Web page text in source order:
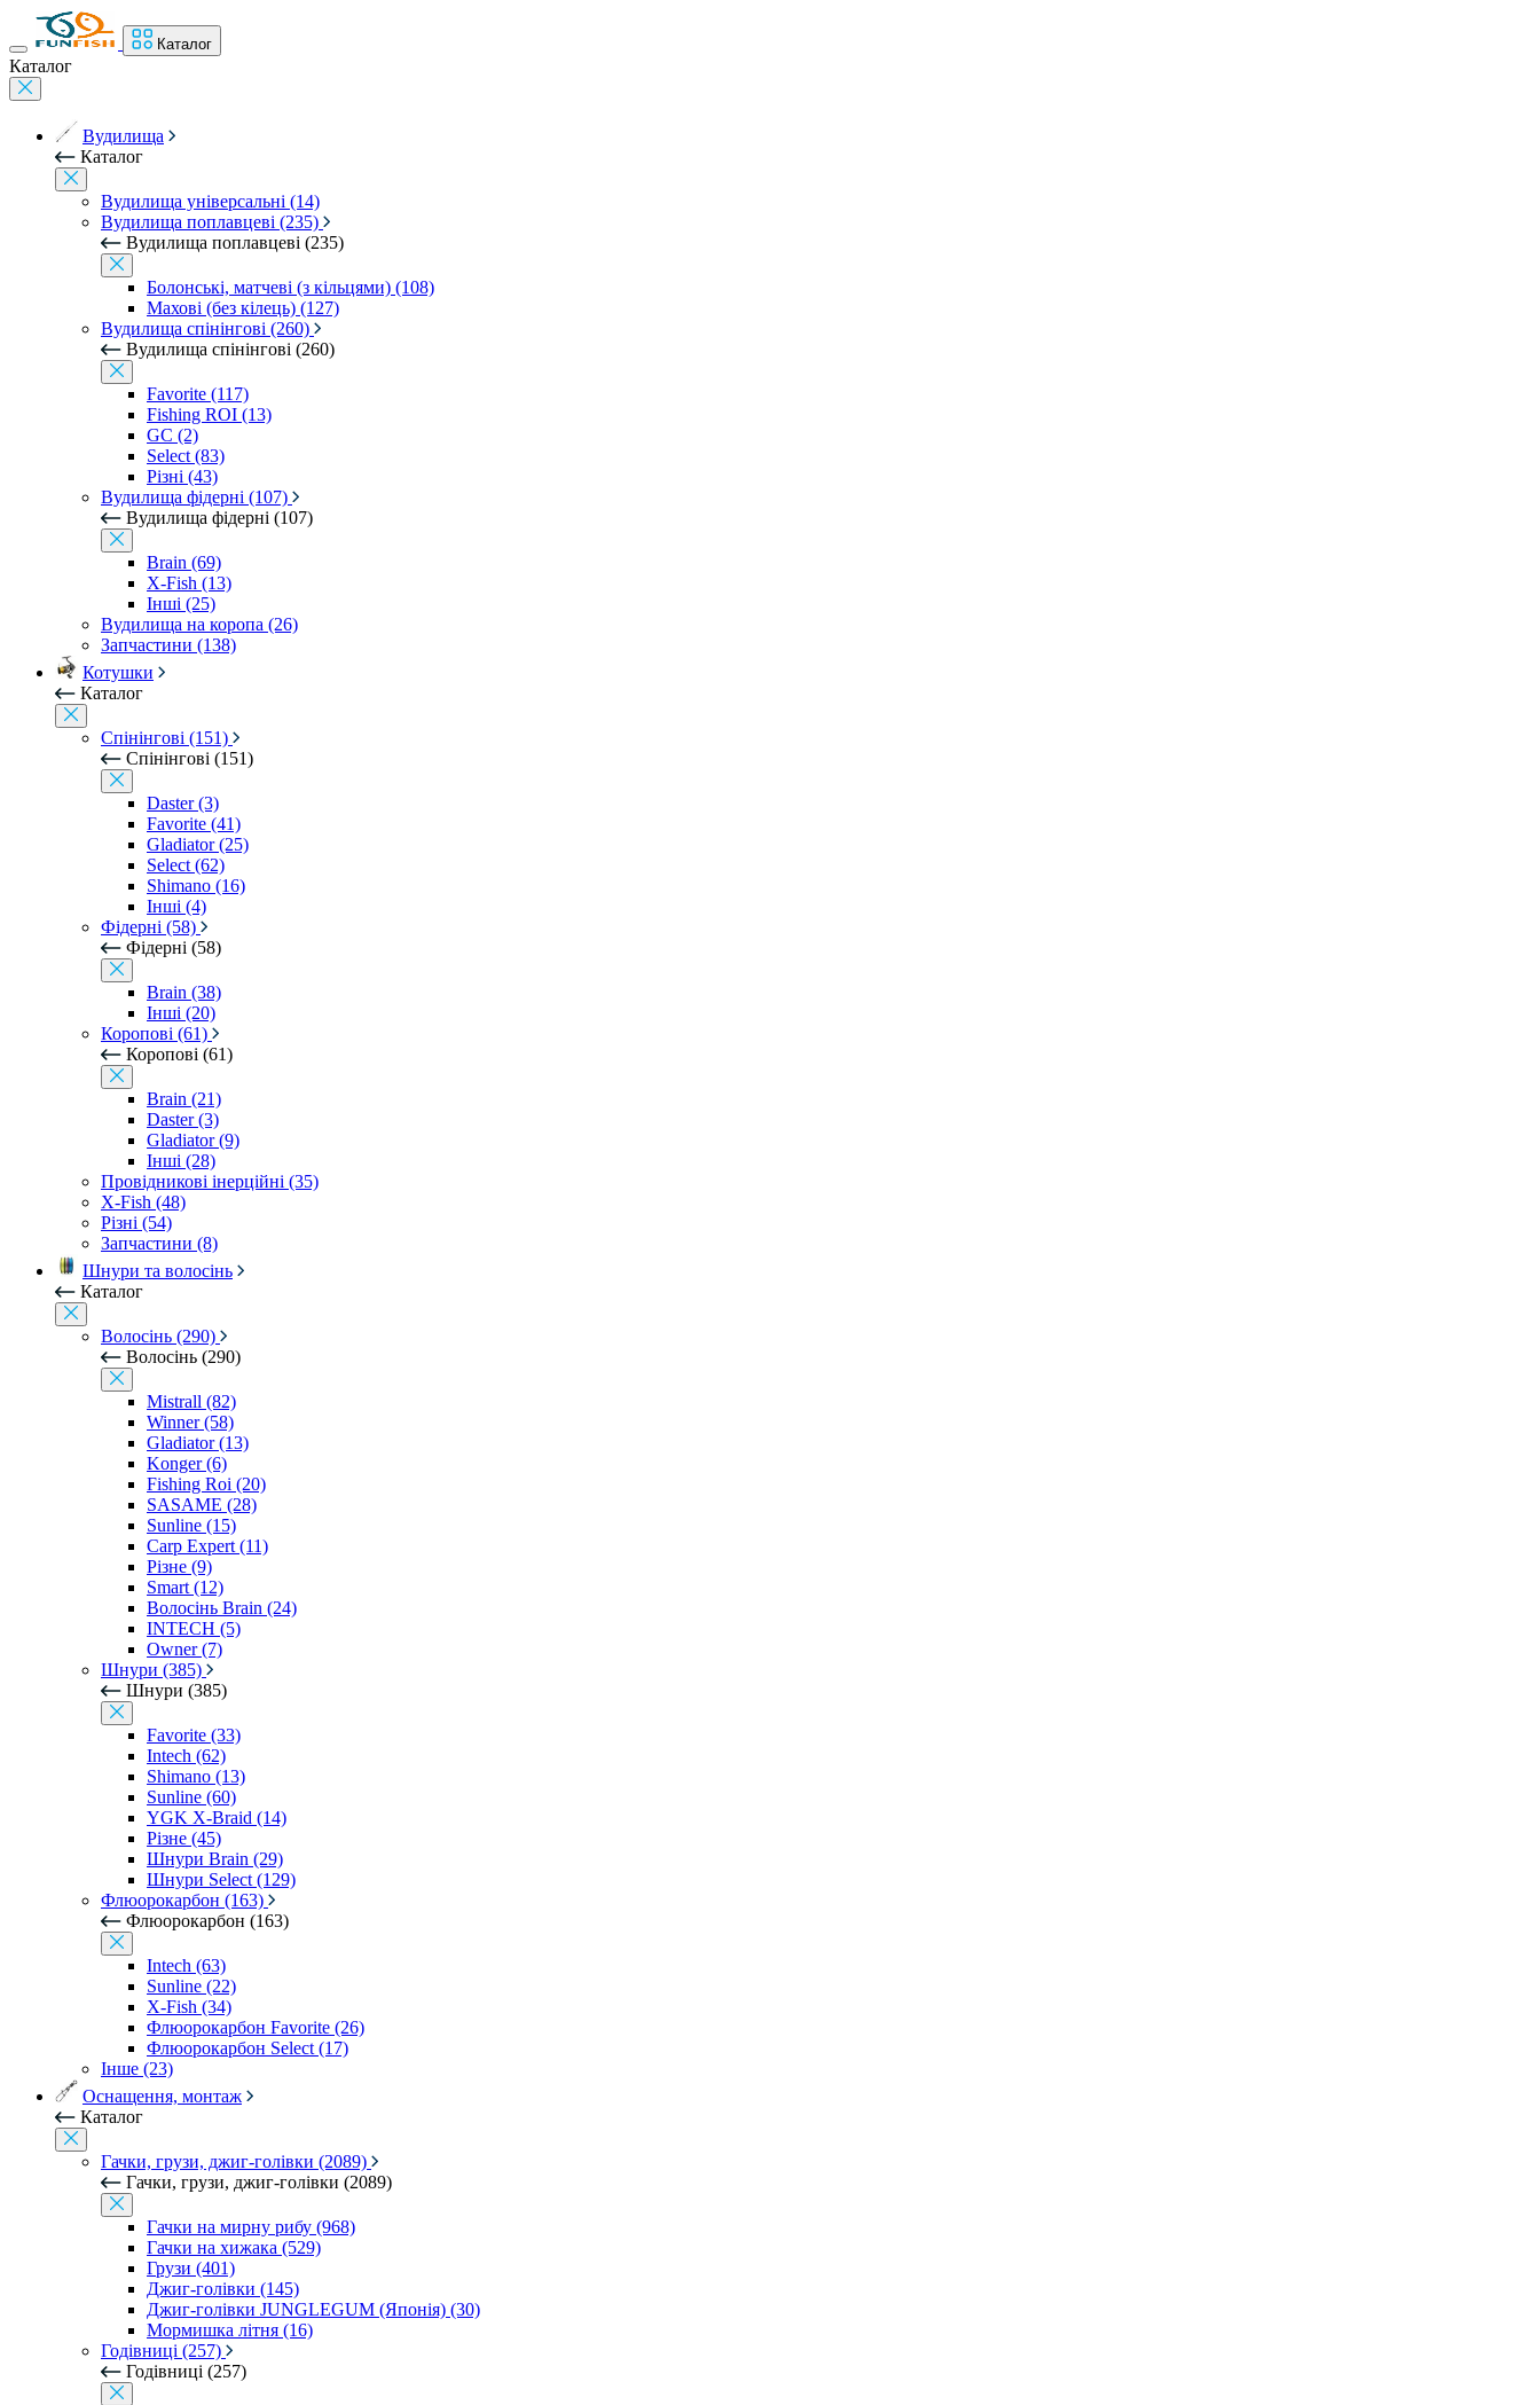
Каталог
Каталог
Вудилища
Каталог
Вудилища універсальні (14)
Вудилища поплавцеві (235)
Вудилища поплавцеві (235)
Болонські, матчеві (з кільцями) (108)
Махові (без кілець) (127)
Вудилища спінінгові (260)
Вудилища спінінгові (260)
Favorite (117)
Fishing ROI (13)
GC (2)
Select (83)
Різні (43)
Вудилища фідерні (107)
Вудилища фідерні (107)
Brain (69)
X-Fish (13)
Інші (25)
Вудилища на коропа (26)
Запчастини (138)
Котушки
Каталог
Спінінгові (151)
Спінінгові (151)
Daster (3)
Favorite (41)
Gladiator (25)
Select (62)
Shimano (16)
Інші (4)
Фідерні (58)
Фідерні (58)
Brain (38)
Інші (20)
Коропові (61)
Коропові (61)
Brain (21)
Daster (3)
Gladiator (9)
Інші (28)
Провідникові інерційні (35)
X-Fish (48)
Різні (54)
Запчастини (8)
Шнури та волосінь
Каталог
Волосінь (290)
Волосінь (290)
Mistrall (82)
Winner (58)
Gladiator (13)
Konger (6)
Fishing Roi (20)
SASAME (28)
Sunline (15)
Carp Expert (11)
Різне (9)
Smart (12)
Волосінь Brain (24)
INTECH (5)
Owner (7)
Шнури (385)
Шнури (385)
Favorite (33)
Intech (62)
Shimano (13)
Sunline (60)
YGK X-Braid (14)
Різне (45)
Шнури Brain (29)
Шнури Select (129)
Флюорокарбон (163)
Флюорокарбон (163)
Intech (63)
Sunline (22)
X-Fish (34)
Флюорокарбон Favorite (26)
Флюорокарбон Select (17)
Інше (23)
Оснащення, монтаж
Каталог
Гачки, грузи, джиг-голівки (2089)
Гачки, грузи, джиг-голівки (2089)
Гачки на мирну рибу (968)
Гачки на хижака (529)
Грузи (401)
Джиг-голівки (145)
Джиг-голівки JUNGLEGUM (Японія) (30)
Мормишка літня (16)
Годівниці (257)
Годівниці (257)